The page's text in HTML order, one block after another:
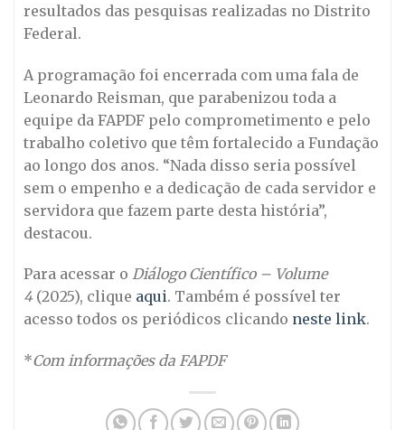
resultados das pesquisas realizadas no Distrito
Federal.
A programação foi encerrada com uma fala de
Leonardo Reisman, que parabenizou toda a
equipe da FAPDF pelo comprometimento e pelo
trabalho coletivo que têm fortalecido a Fundação
ao longo dos anos. “Nada disso seria possível
sem o empenho e a dedicação de cada servidor e
servidora que fazem parte desta história”,
destacou.
Para acessar o Diálogo Científico – Volume
4(2025), clique aqui. Também é possível ter
acesso todos os periódicos clicando neste link.
*Com informações da FAPDF